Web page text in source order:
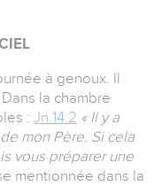
à genoux. Il
la chambre
: Jn.14:2 « Il y a
mon Père. Si cela
vous préparer une
mentionnée dans la